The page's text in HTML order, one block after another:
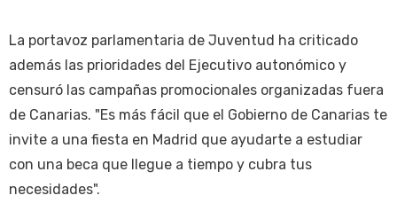
La portavoz parlamentaria de Juventud ha criticado
además las prioridades del Ejecutivo autonómico y
censuró las campañas promocionales organizadas fuera
de Canarias. "Es más fácil que el Gobierno de Canarias te
invite a una fiesta en Madrid que ayudarte a estudiar
con una beca que llegue a tiempo y cubra tus
necesidades".